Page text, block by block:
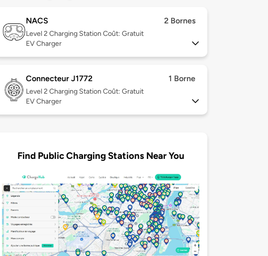
NACS 2 Bornes
Level 2 Charging Station Coût: Gratuit
EV Charger
Connecteur J1772 1 Borne
Level 2 Charging Station Coût: Gratuit
EV Charger
Find Public Charging Stations Near You